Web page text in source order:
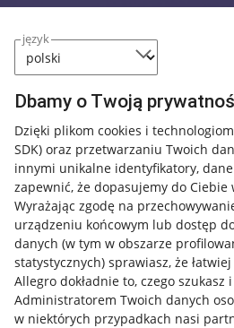
język
Dbamy o Twoją
Dzięki plikom cookies i
SDK) oraz przetwarzaniu Twoich
innymi unikalne identyfikatory,
zapewnić, że dopasujemy do Ciebie
Wyrażając zgodę na
urządzeniu końcowym lub dostęp
danych (w tym w obszarze
statystycznych) sprawiasz, że
Allegro dokładnie to, czego szukasz
Administratorem Twoich danych
w niektórych przypadkach nasi